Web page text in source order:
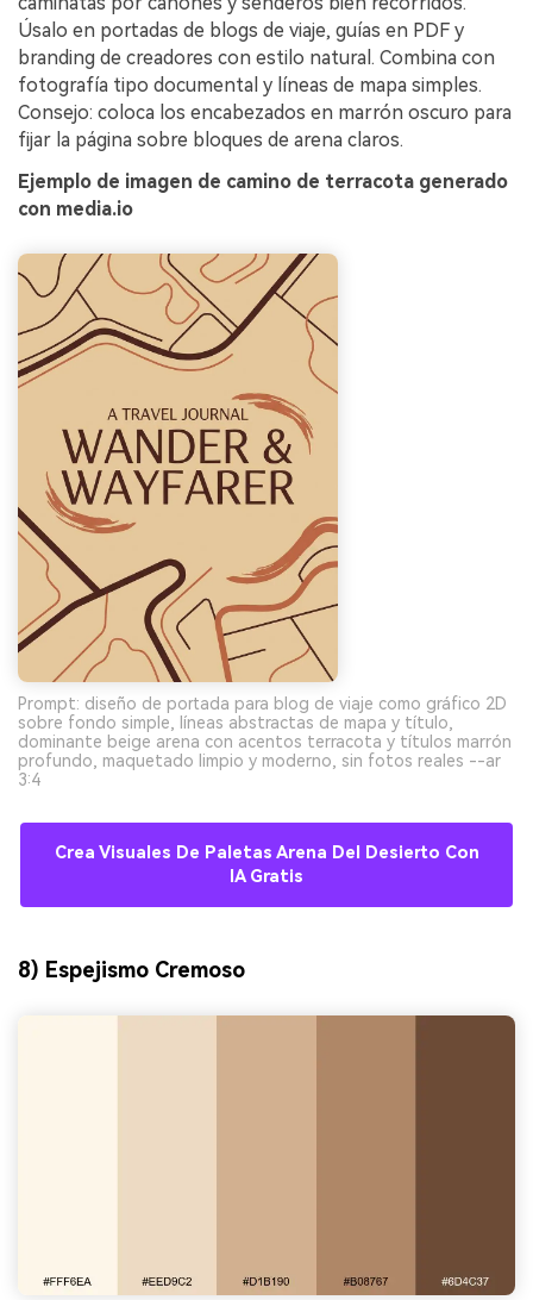
Úsalo en portadas de blogs de viaje, guías en PDF y
branding de creadores con estilo natural. Combina con
fotografía tipo documental y líneas de mapa simples.
Consejo: coloca los encabezados en marrón oscuro para
fijar la página sobre bloques de arena claros.
Ejemplo de imagen de camino de terracota generado
con media.io
Prompt: diseño de portada para blog de viaje como gráfico 2D
sobre fondo simple, líneas abstractas de mapa y título,
dominante beige arena con acentos terracota y títulos marrón
profundo, maquetado limpio y moderno, sin fotos reales --ar
3:4
Crea Visuales De Paletas Arena Del Desierto Con
IA Gratis
8) Espejismo Cremoso